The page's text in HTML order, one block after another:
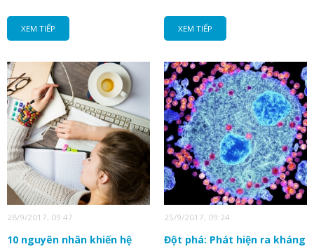
XEM TIẾP XEM TIẾP
28/9/2017, 09:47
10 nguyên nhân khiến hệ
25/9/2017, 09:24
Đột phá: Phát hiện ra kháng